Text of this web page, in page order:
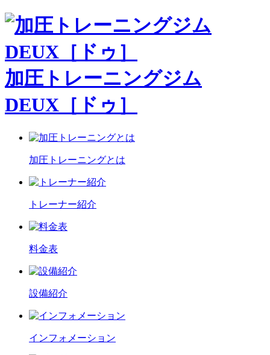
加圧トレーニングジム
DEUX［ドゥ］
加圧トレーニングとは
トレーナー紹介
料金表
設備紹介
インフォメーション